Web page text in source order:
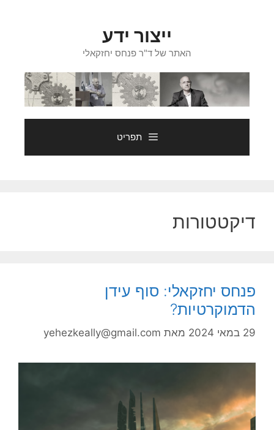
ייצור ידע
האתר של ד"ר פנחס יחזקאלי
תפריט
דיקטטורות
פנחס יחזקאלי: סוף עידן
הדמוקרטיות?
29 במאי 2024 מאת yehezkeally@gmail.com